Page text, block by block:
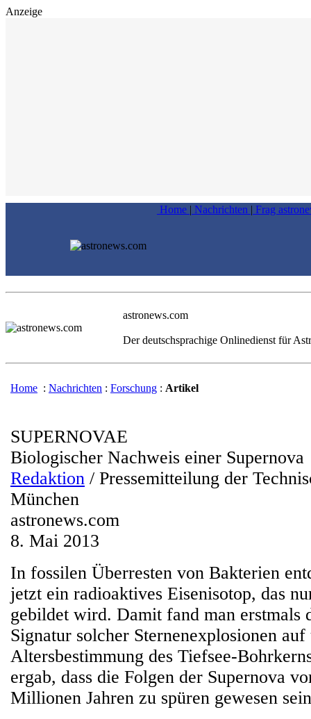
Anzeige
Home | Nachrichten | Frag
astronews.com
Der deutschsprachige Onlinedienst für
Home : Nachrichten : Forschung : Artikel
SUPERNOVAE
Biologischer Nachweis einer Supernova
Redaktion / Pressemitteilung der
München
astronews.com
8. Mai 2013
In fossilen Überresten von Bakterien
jetzt ein radioaktives Eisenisotop, das
gebildet wird. Damit fand man erstmals
Signatur solcher Sternenexplosionen
Altersbestimmung des Tiefsee-
ergab, dass die Folgen der Supernova
Millionen Jahren zu spüren gewesen